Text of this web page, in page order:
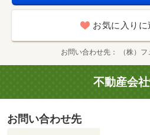
お気に入りに
お問い合わせ先 （株）
不動産会
お問い合わせ先